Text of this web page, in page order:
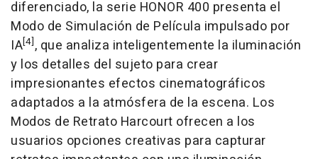
diferenciado, la serie HONOR 400 presenta el
Modo de Simulación de Película impulsado por
IA[4], que analiza inteligentemente la iluminación
y los detalles del sujeto para crear
impresionantes efectos cinematográficos
adaptados a la atmósfera de la escena. Los
Modos de Retrato Harcourt ofrecen a los
usuarios opciones creativas para capturar